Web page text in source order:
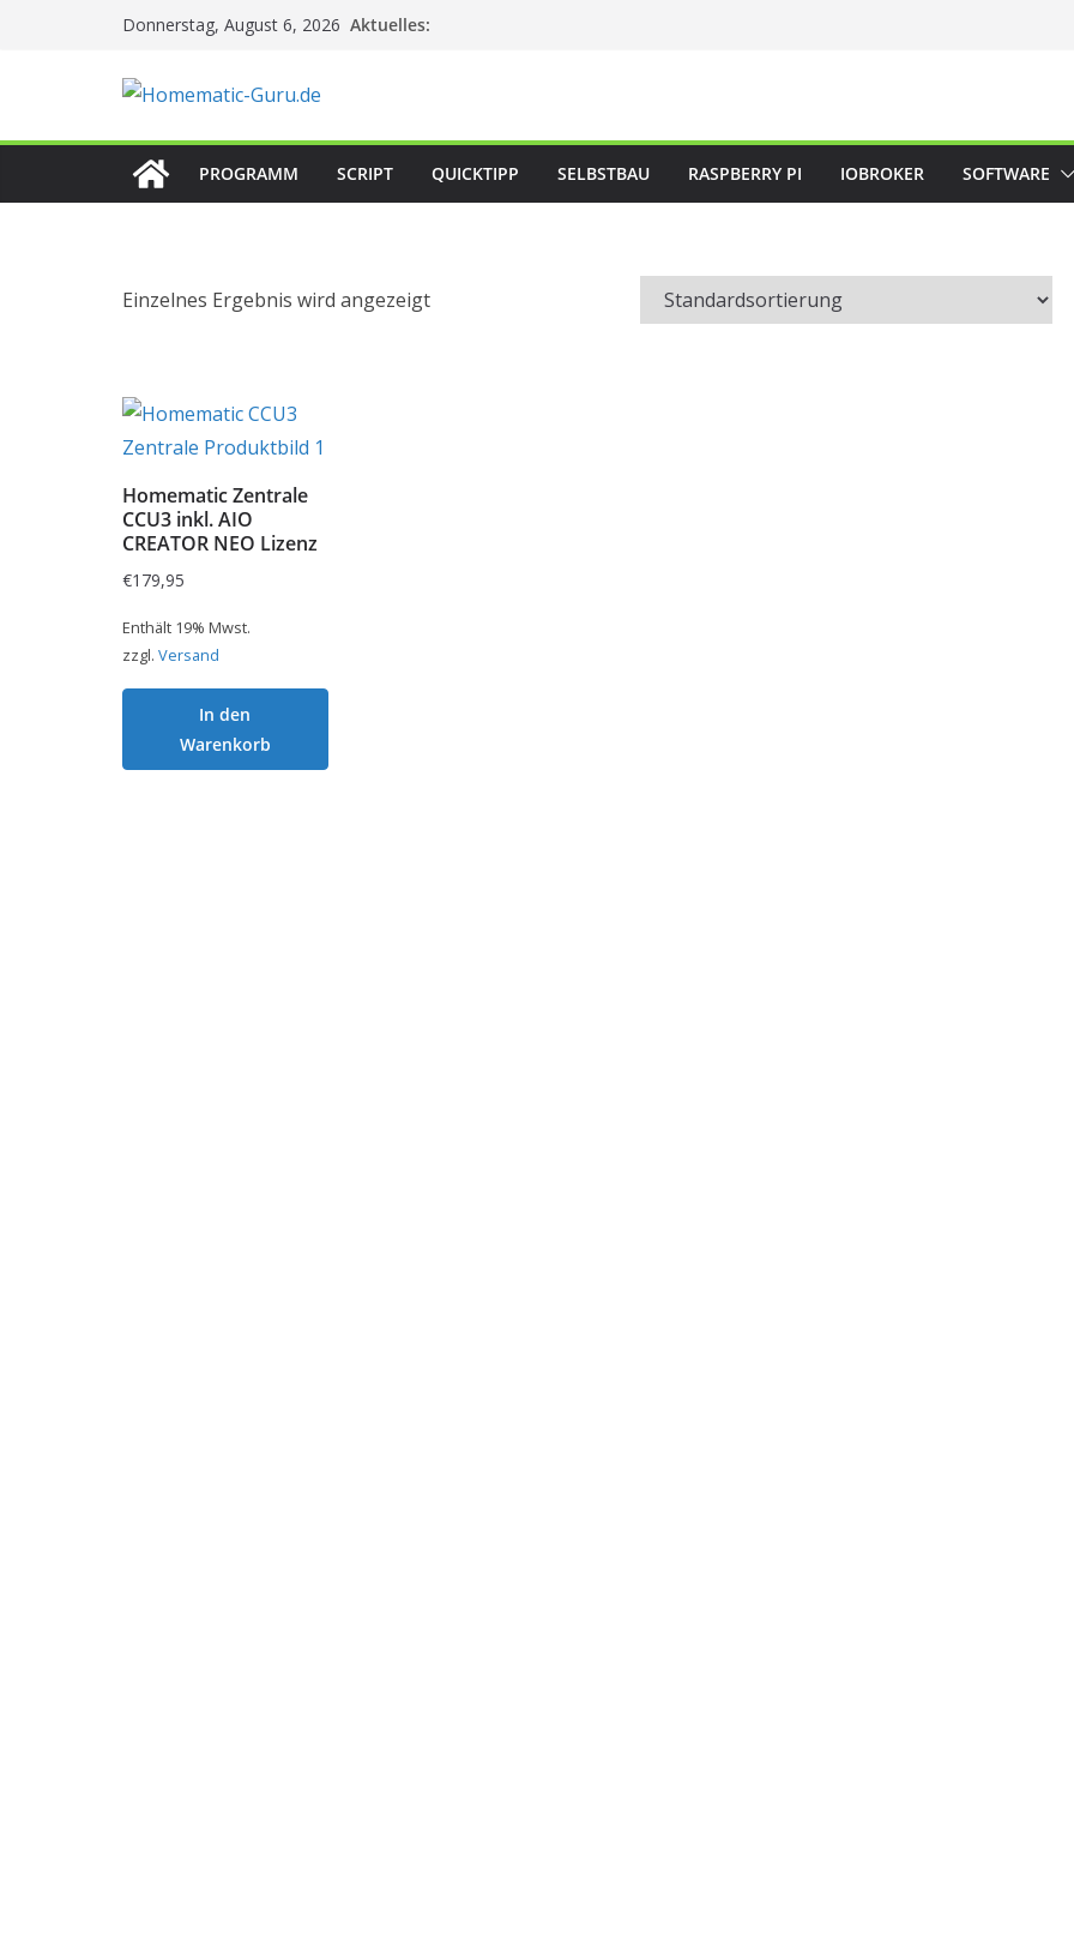
Donnerstag, August 6, 2026 Aktuelles:
PROGRAMM SCRIPT QUICKTIPP SELBSTBAU RASPBERRY PI IOBROKER SOFTWARE
Einzelnes Ergebnis wird angezeigt
Homematic Zentrale
CCU3 inkl. AIO
CREATOR NEO Lizenz
€179,95
Enthält 19% Mwst.
zzgl. Versand
In den
Warenkorb